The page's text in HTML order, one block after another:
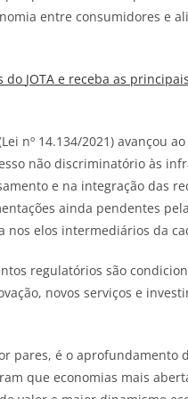
entre consumidores e
do JOTA e receba as
nº 14.134/2021) avançou
não discriminatório às
e na integração das
ainda pendentes
elos intermediários da
regulatórios são
novos serviços e
pares, é o aprofundamento
que economias mais